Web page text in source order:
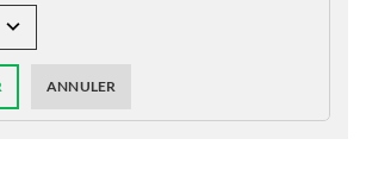
ANNULER